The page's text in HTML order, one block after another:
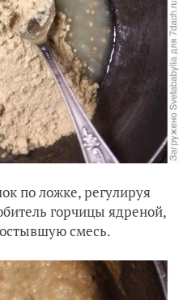
по ложке, регулируя
горчицы ядреной,
смесь.